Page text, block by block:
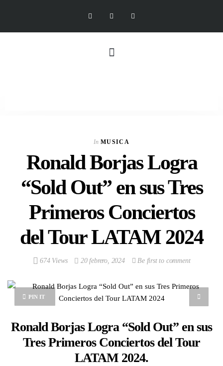
In MUSICA
Ronald Borjas Logra
“Sold Out” en sus Tres
Primeros Conciertos
del Tour LATAM 2024
674 Views 20 febrero, 2024 Be first to comment
PIN IT
Ronald Borjas Logra “Sold Out” en sus
Tres Primeros Conciertos del Tour
LATAM 2024.